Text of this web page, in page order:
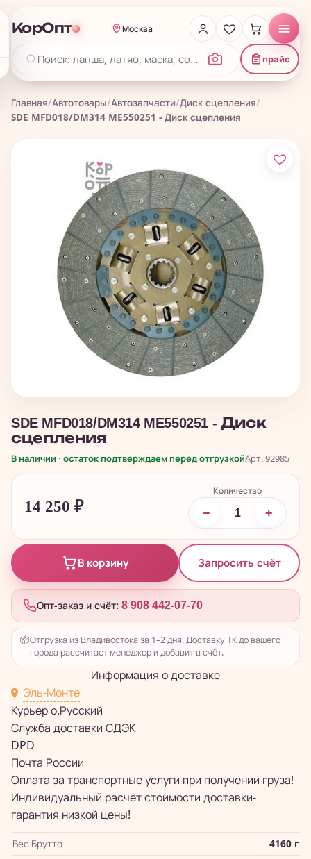
КорОпт Москва
прайс
Главная/Автотовары/Автозапчасти/Диск сцепления/
SDE MFD018/DM314 ME550251 - Диск сцепления
SDE MFD018/DM314 ME550251 - Диск
сцепления
В наличии · остаток подтверждаем перед отгрузкойАрт. 92985
14 250 ₽
Количество
− +
В корзину Запросить счёт
Опт-заказ и счёт: 8 908 442-07-70
📦Отгрузка из Владивостока за 1–2 дня. Доставку ТК до вашего
города рассчитает менеджер и добавит в счёт.
Информация о доставке
Эль-Монте
Курьер о.Русский
Служба доставки СДЭК
DPD
Почта России
Оплата за транспортные услуги при получении груза!
Индивидуальный расчет стоимости доставки-
гарантия низкой цены!
Вес Брутто
4160 г